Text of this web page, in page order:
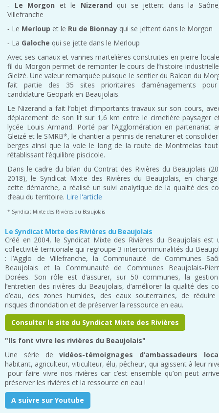
‐ Le Morgon et le Nizerand qui se jettent dans la
Villefranche
‐ Le Merloup et le Ru de Bionnay qui se jettent dans le Morgon
‐ La Galoche qui se jette dans le Merloup
Avec ses canaux et vannes martelières construites en pierre
fil du Morgon permet de remonter le cours de l’histoire
Gleizé. Une valeur remarquée puisque le sentier du Balcon du
fait partie des 35 sites prioritaires d’aménagements
candidature Geopark en Beaujolais.
Le Nizerand a fait l’objet d’importants travaux sur son cours,
déplacement de son lit sur 1,6 km entre le cimetière paysager
lycée Louis Armand. Porté par l’Agglomération en partenariat
Gleizé et le SMRB*, le chantier a permis de renaturer et
berges ainsi que la voie le long de la route de Montmelas
rétablissant l’équilibre piscicole.
Dans le cadre du bilan du Contrat des Rivières du Beaujolais
2018), le Syndicat Mixte des Rivières du Beaujolais, en
cette démarche, a réalisé un suivi analytique de la qualité des
d’eau du territoire. Lire l'article
* Syndicat Mixte des Rivières du Beaujolais
Le Syndicat Mixte des Rivières du Beaujolais
Créé en 2004, le Syndicat Mixte des Rivières du Beaujolais est
collectivité territoriale qui regroupe 3 intercommunalités du
: l’Agglo de Villefranche, la Communauté de Communes
Beaujolais et la Communauté de Communes Beaujolais-
Dorées. Son rôle est d’assurer, sur 50 communes, la
l’entretien des rivières du Beaujolais, d’améliorer la qualité des
d’eau, des zones humides, des eaux souterraines, de réduire
risques d’inondation et de préserver la ressource en eau.
Consulter le site du Syndicat Mixte des Rivières
"Ils font vivre les rivières du Beaujolais"
Une série devidéos-témoignages d’ambassadeurs
habitant, agriculteur, viticulteur, élu, pêcheur, qui agissent à leur
pour faire vivre nos rivières car c’est ensemble qu’on peut
préserver les rivières et la ressource en eau !
A suivre sur Youtube